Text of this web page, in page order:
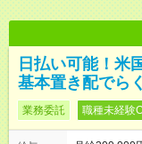
日払い可能！米
基本置き配でら
業務委託 職種未経験